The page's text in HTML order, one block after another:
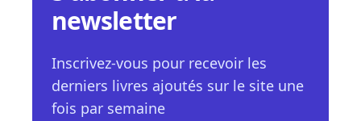
newsletter
Inscrivez-vous pour recevoir les
derniers livres ajoutés sur le site une
fois par semaine